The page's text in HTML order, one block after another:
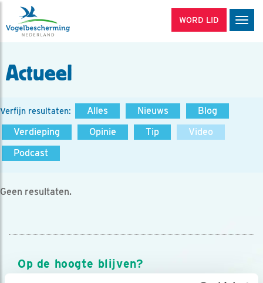
WORD LID
Actueel
Verfijn resultaten: Alles Nieuws
Blog
Verdieping
Opinie Tip
Video
Podcast
Geen resultaten.
Op de hoogte blijven?